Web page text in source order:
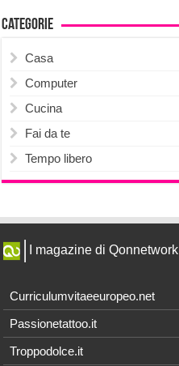
Categorie
Casa
Computer
Cucina
Fai da te
Tempo libero
I magazine di Qonnetwork
Curriculumvitaeeuropeo.net
Passionetattoo.it
Troppodolce.it